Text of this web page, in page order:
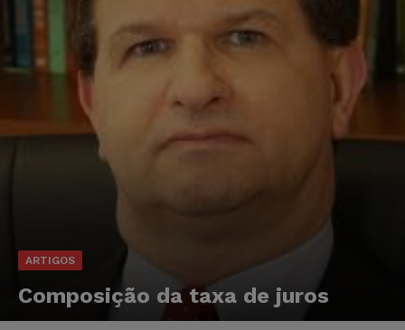
ARTIGOS
Composição da taxa de juros